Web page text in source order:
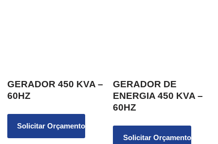
GERADOR 450 KVA –
60HZ
Solicitar Orçamento
GERADOR DE
ENERGIA 450 KVA –
60HZ
Solicitar Orçamento